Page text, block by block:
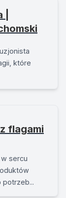
które
flagami
w sercu
potrzeb...